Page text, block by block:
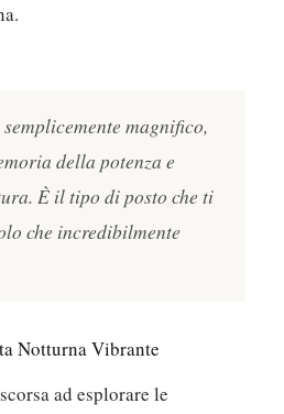
magnifico,
della potenza e
È il tipo di posto che ti
che incredibilmente
Notturna Vibrante
ad esplorare le